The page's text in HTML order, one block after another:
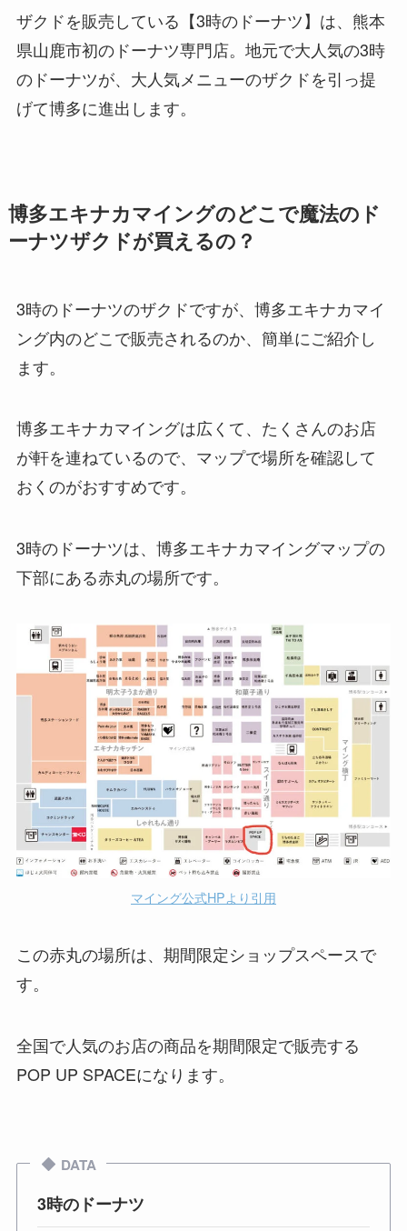
ザクドを販売している【3時のドーナツ】は、熊本
県山鹿市初のドーナツ専門店。地元で大人気の3時
のドーナツが、大人気メニューのザクドを引っ提
げて博多に進出します。
博多エキナカマイングのどこで魔法のド
ーナツザクドが買えるの？
3時のドーナツのザクドですが、博多エキナカマイ
ング内のどこで販売されるのか、簡単にご紹介し
ます。
博多エキナカマイングは広くて、たくさんのお店
が軒を連ねているので、マップで場所を確認して
おくのがおすすめです。
3時のドーナツは、博多エキナカマイングマップの
下部にある赤丸の場所です。
マイング公式HPより引用
この赤丸の場所は、期間限定ショップスペースで
す。
全国で人気のお店の商品を期間限定で販売する
POP UP SPACEになります。
DATA
3時のドーナツ